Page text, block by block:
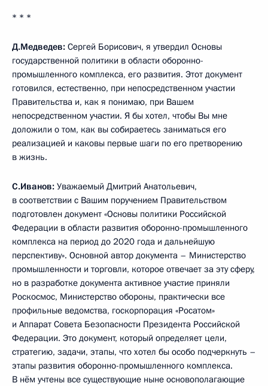
* * *
Д.Медведев: Сергей Борисович, я утвердил Основы
государственной политики в области оборонно-
промышленного комплекса, его развития. Этот документ
готовился, естественно, при непосредственном участии
Правительства и, как я понимаю, при Вашем
непосредственном участии. Я бы хотел, чтобы Вы мне
доложили о том, как вы собираетесь заниматься его
реализацией и каковы первые шаги по его претворению
в жизнь.
С.Иванов: Уважаемый Дмитрий Анатольевич,
в соответствии с Вашим поручением Правительством
подготовлен документ «Основы политики Российской
Федерации в области развития оборонно-промышленного
комплекса на период до 2020 года и дальнейшую
перспективу». Основной автор документа – Министерство
промышленности и торговли, которое отвечает за эту сферу,
но в разработке документа активное участие приняли
Роскосмос, Министерство обороны, практически все
профильные ведомства, госкорпорация «Росатом»
и Аппарат Совета Безопасности Президента Российской
Федерации. Это документ, который определяет цели,
стратегию, задачи, этапы, что хотел бы особо подчеркнуть –
этапы развития оборонно-промышленного комплекса.
В нём учтены все существующие ныне основополагающие